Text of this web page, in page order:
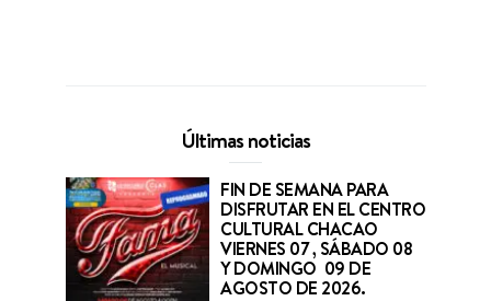
Últimas noticias
FIN DE SEMANA PARA
DISFRUTAR EN EL CENTRO
CULTURAL CHACAO
VIERNES 07 , SÁBADO 08
Y DOMINGO 09 DE
AGOSTO DE 2026.